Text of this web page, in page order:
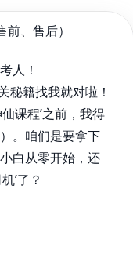
问题汇总
大纲汇总
2021.11.30